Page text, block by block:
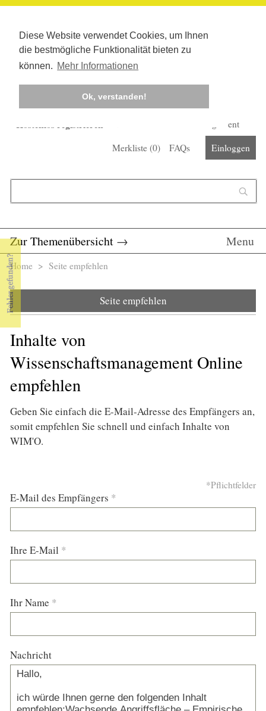
Diese Website verwendet Cookies, um Ihnen
die bestmögliche Funktionalität bieten zu
können. Mehr Informationen
Ok, verstanden!
Kostenlos registrieren
Corona-Management
Merkliste (0) FAQs Einloggen
Zur Themenübersicht → Menu
Sie sind hier
Home > Seite empfehlen
Seite empfehlen
Inhalte von
Wissenschaftsmanagement Online
empfehlen
Geben Sie einfach die E-Mail-Adresse des Empfängers an,
somit empfehlen Sie schnell und einfach Inhalte von
WIM'O.
*Pflichtfelder
E-Mail des Empfängers *
Ihre E-Mail *
Ihr Name *
Nachricht